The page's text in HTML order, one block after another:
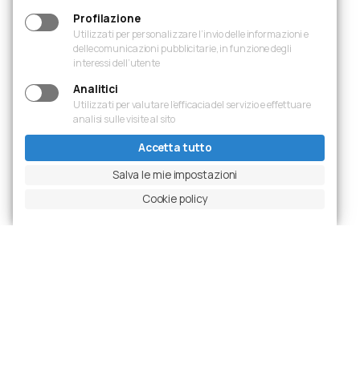
Slide precedente
Metti in pausa carosello
Slide successiva
Ingrandisci foto
Profilazione
Utilizzati per personalizzare l’invio delle informazioni e
delle comunicazioni pubblicitarie, in funzione degli
interessi dell’utente
Analitici
Utilizzati per valutare l’efficacia del servizio e effettuare
analisi sulle visite al sito
Accetta tutto
Salva le mie impostazioni
Cookie policy